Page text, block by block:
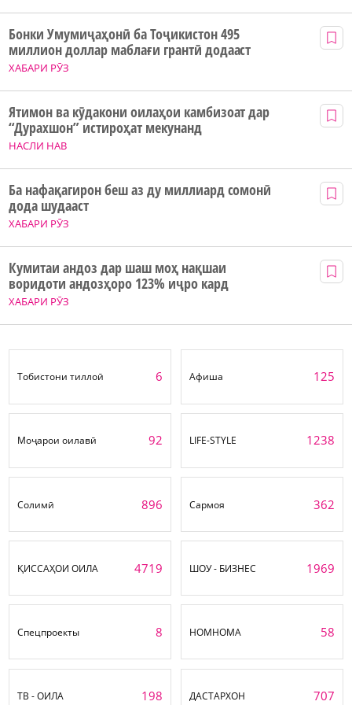
ХАБАРИ РӮЗ
Бонки Умумиҷаҳонӣ ба Тоҷикистон 495
миллион доллар маблағи грантӣ додааст
НАСЛИ НАВ
Ятимон ва кӯдакони оилаҳои камбизоат дар
“Дурахшон” истироҳат мекунанд
ХАБАРИ РӮЗ
Ба нафақагирон беш аз ду миллиард сомонӣ
дода шудааст
ХАБАРИ РӮЗ
Кумитаи андоз дар шаш моҳ нақшаи
воридоти андозҳоро 123% иҷро кард
Тобистони тиллоӣ 6 Афиша 125
Моҷарои оилавӣ 92 LIFE-STYLE 1238
Солимӣ 896 Сармоя 362
ҚИССАҲОИ ОИЛА 4719 ШОУ - БИЗНЕС 1969
Спецпроекты 8 НОМНОМА 58
ТВ - ОИЛА 198 ДАСТАРХОН 707